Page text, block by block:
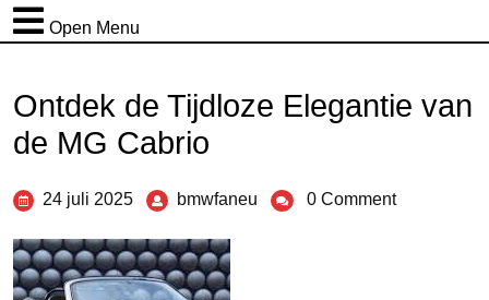
Open Menu
Ontdek de Tijdloze Elegantie van
de MG Cabrio
24 juli 2025 bmwfaneu 0 Comment